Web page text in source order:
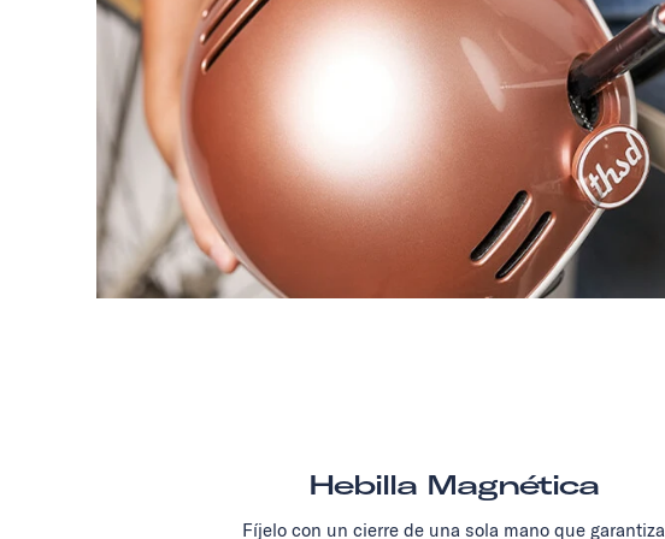
Hebilla Magnética
Fíjelo con un cierre de una sola mano que garantiza